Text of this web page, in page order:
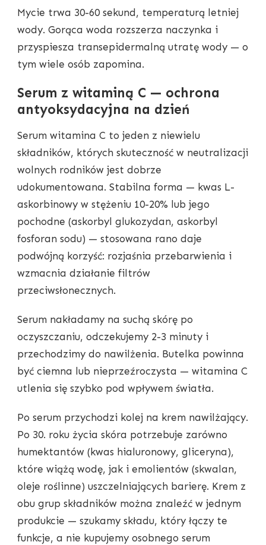
Mycie trwa 30-60 sekund, temperaturą letniej
wody. Gorąca woda rozszerza naczynka i
przyspiesza transepidermalną utratę wody — o
tym wiele osób zapomina.
Serum z witaminą C — ochrona
antyoksydacyjna na dzień
Serum witamina C to jeden z niewielu
składników, których skuteczność w neutralizacji
wolnych rodników jest dobrze
udokumentowana. Stabilna forma — kwas L-
askorbinowy w stężeniu 10-20% lub jego
pochodne (askorbyl glukozydan, askorbyl
fosforan sodu) — stosowana rano daje
podwójną korzyść: rozjaśnia przebarwienia i
wzmacnia działanie filtrów
przeciwsłonecznych.
Serum nakładamy na suchą skórę po
oczyszczaniu, odczekujemy 2-3 minuty i
przechodzimy do nawilżenia. Butelka powinna
być ciemna lub nieprzeźroczysta — witamina C
utlenia się szybko pod wpływem światła.
Po serum przychodzi kolej na krem nawilżający.
Po 30. roku życia skóra potrzebuje zarówno
humektantów (kwas hialuronowy, gliceryna),
które wiążą wodę, jak i emolientów (skwalan,
oleje roślinne) uszczelniających barierę. Krem z
obu grup składników można znaleźć w jednym
produkcie — szukamy składu, który łączy te
funkcje, a nie kupujemy osobnego serum